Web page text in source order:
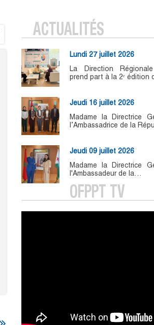
ACTUALITÉS
Lundi 27 juillet 2026
La Direction
prend part à la 2ᵉ édition
Jeudi 16 juillet 2026
Madame la Directrice
l’Ambassadrice de la
Jeudi 09 juillet 2026
Madame la Directrice
l'Ambassadeur de la…
OFPPT TV